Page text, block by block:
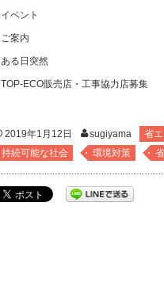
イベント
ご案内
ある日突然
TOP-ECO販売店・工事協力店募集
2019年1月12日 sugiyama
省
持続可能な社会
環境対策